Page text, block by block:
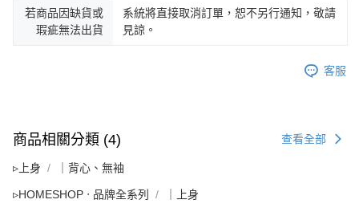
若商品因缺貨或
瑕疵無法出貨
系統將直接取消訂單，恕不另行通知，敬請
見諒。
客服
商品相關分類 (4) 查看全部
▹上身 ｜背心、無袖
▹HOMESHOP ‧ 品牌全系列 ｜上身